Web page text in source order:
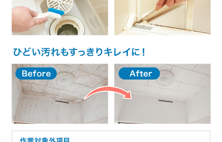
償するものとし、クリーニング代金の請求はいたしません
<作業をお断りする場合>
製造年度(8～10年経過)やメーカー都合により部品供給が終了している場合